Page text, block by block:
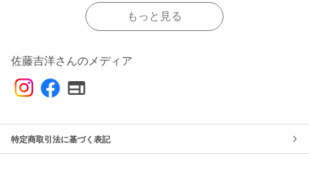
もっと見る
佐藤吉洋さんのメディア
特定商取引法に基づく表記